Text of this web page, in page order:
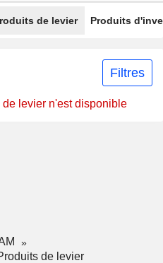
de levier Produits
Filtres
levier n'est disponible
de levier